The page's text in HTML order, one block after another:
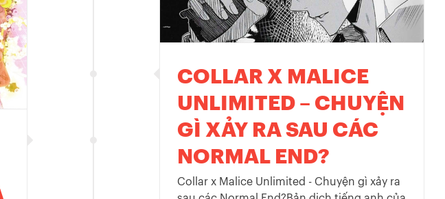
COLLAR X MALICE
UNLIMITED – CHUYỆN
GÌ XẢY RA SAU CÁC
NORMAL END?
Collar x Malice Unlimited - Chuyện gì xảy ra